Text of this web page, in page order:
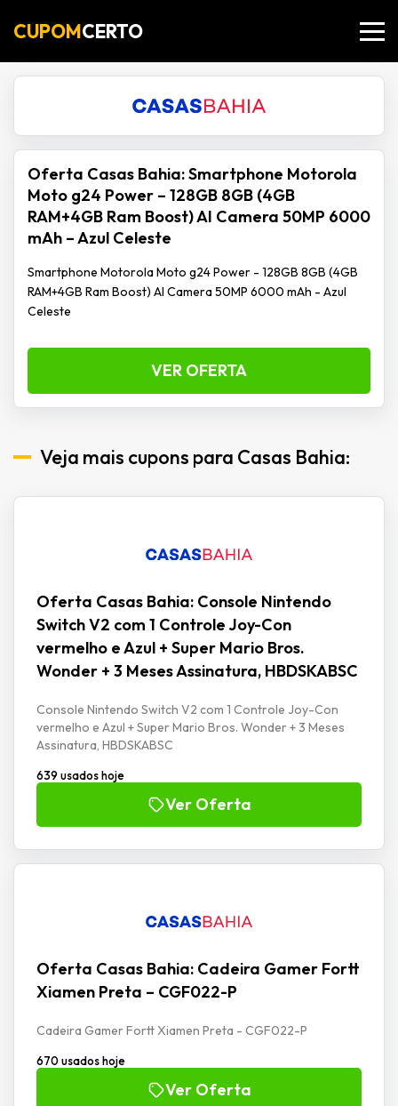
CUPOMCERTO
Oferta Casas Bahia: Smartphone Motorola
Moto g24 Power – 128GB 8GB (4GB
RAM+4GB Ram Boost) AI Camera 50MP 6000
mAh – Azul Celeste
Smartphone Motorola Moto g24 Power - 128GB 8GB (4GB
RAM+4GB Ram Boost) AI Camera 50MP 6000 mAh - Azul
Celeste
VER OFERTA
Veja mais cupons para Casas Bahia:
Oferta Casas Bahia: Console Nintendo
Switch V2 com 1 Controle Joy-Con
vermelho e Azul + Super Mario Bros.
Wonder + 3 Meses Assinatura, HBDSKABSC
Console Nintendo Switch V2 com 1 Controle Joy-Con
vermelho e Azul + Super Mario Bros. Wonder + 3 Meses
Assinatura, HBDSKABSC
639 usados hoje
Ver Oferta
Oferta Casas Bahia: Cadeira Gamer Fortt
Xiamen Preta – CGF022-P
Cadeira Gamer Fortt Xiamen Preta - CGF022-P
670 usados hoje
Ver Oferta